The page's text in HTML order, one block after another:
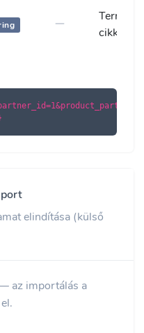
Termék
elindítása (külső
az importálás a